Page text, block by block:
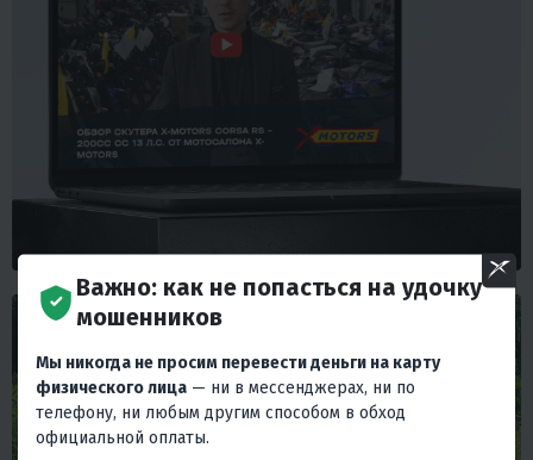
Важно: как не попасться на удочку
мошенников
Мы никогда не просим перевести деньги на карту
физического лица — ни в мессенджерах, ни по
телефону, ни любым другим способом в обход
официальной оплаты.